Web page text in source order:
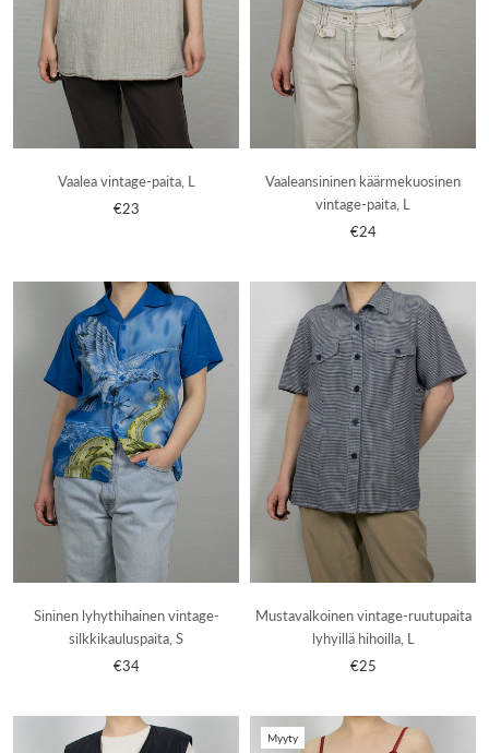
Vaalea vintage-paita, L
€23
Vaaleansininen käärmekuosinen
vintage-paita, L
€24
Sininen lyhythihainen vintage-
silkkikauluspaita, S
€34
Mustavalkoinen vintage-ruutupaita
lyhyillä hihoilla, L
€25
Myyty